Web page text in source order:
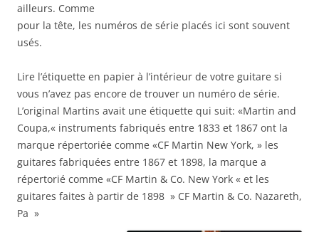
ailleurs. Comme
pour la tête, les numéros de série placés ici sont souvent
usés.
Lire l’étiquette en papier à l’intérieur de votre guitare si
vous n’avez pas encore de trouver un numéro de série.
L’original Martins avait une étiquette qui suit: «Martin and
Coupa,« instruments fabriqués entre 1833 et 1867 ont la
marque répertoriée comme «CF Martin New York, » les
guitares fabriquées entre 1867 et 1898, la marque a
répertorié comme «CF Martin & Co. New York « et les
guitares faites à partir de 1898 » CF Martin & Co. Nazareth,
Pa »